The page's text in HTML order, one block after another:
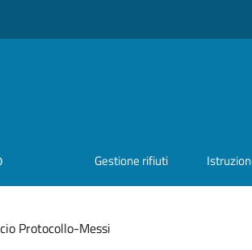
Gestione rifiuti
Protocollo-Messi